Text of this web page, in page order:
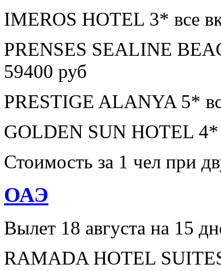
IMEROS HOTEL 3* все
PRENSES SEALINE
59400 руб
PRESTIGE ALANYA 5*
GOLDEN SUN HOTEL 4*
Стоимость за 1 чел при
ОАЭ
Вылет 18 августа на 15
RAMADA HOTEL